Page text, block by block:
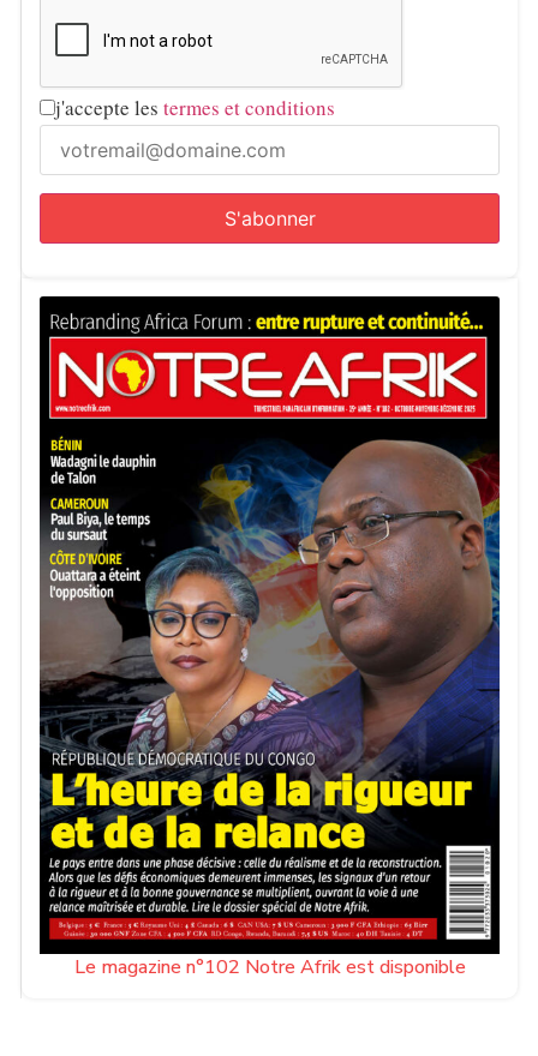
j'accepte les termes et conditions
Le magazine n°102 Notre Afrik est disponible